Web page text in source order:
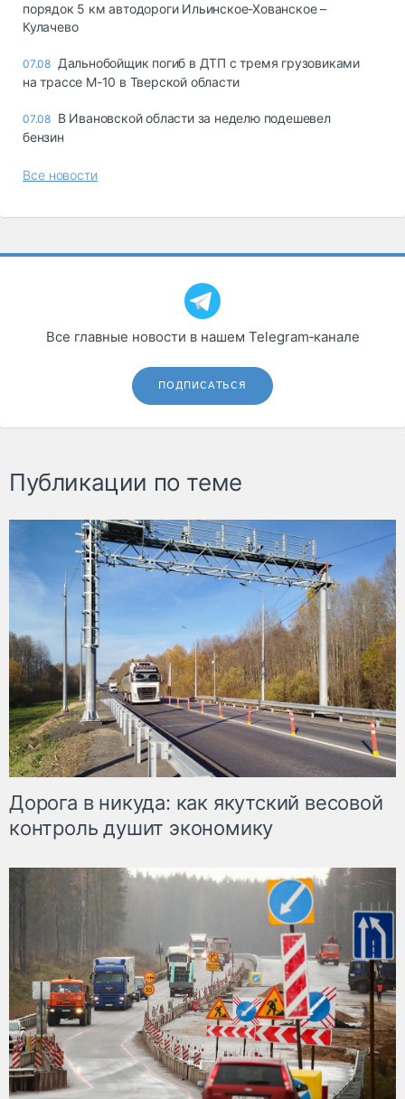
порядок 5 км автодороги Ильинское-Хованское –
Кулачево
07.08 Дальнобойщик погиб в ДТП с тремя грузовиками
на трассе М-10 в Тверской области
07.08 В Ивановской области за неделю подешевел
бензин
Все новости
Все главные новости в нашем Telegram‑канале
ПОДПИСАТЬСЯ
Публикации по теме
Дорога в никуда: как якутский весовой
контроль душит экономику